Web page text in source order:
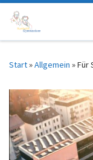
Zum Inhalt springen
Start»Allgemein »Für